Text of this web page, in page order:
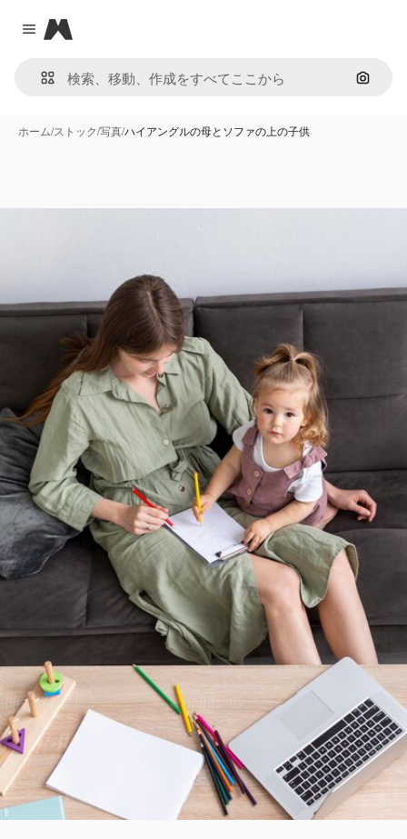
Close menu
Magnific
画像で
ホーム/ストック/写真/ハイアングルの母とソファの上の子供